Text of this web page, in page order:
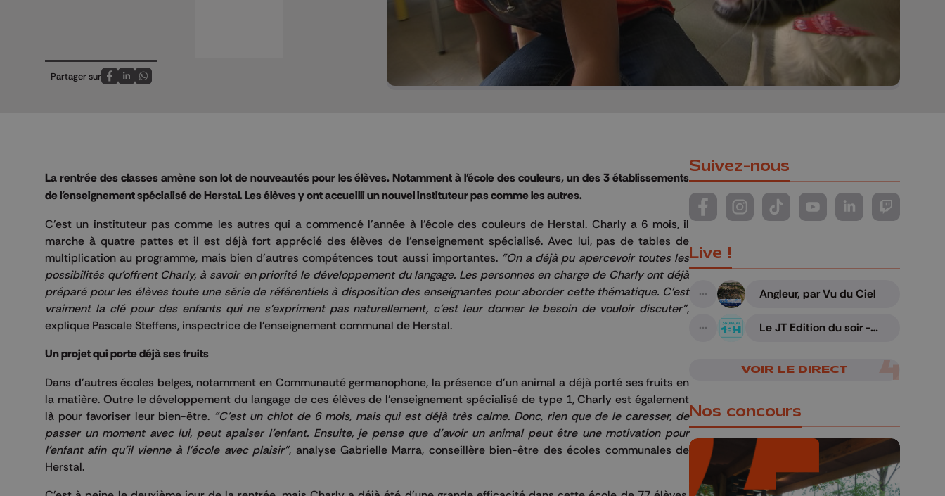
Partager sur
Partagez sur FaceBook
Partagez sur LinkedIn
Partagez sur Whatsapp
La rentrée des classes amène son lot de nouveautés pour les élèves. Notamment à l'école des couleurs, un des 3 établissements
de l'enseignement spécialisé de Herstal. Les élèves y ont accueilli un nouvel instituteur pas comme les autres.
C'est un instituteur pas comme les autres qui a commencé l'année à l'école des couleurs de Herstal. Charly a 6 mois, il
marche à quatre pattes et il est déjà fort apprécié des élèves de l'enseignement spécialisé. Avec lui, pas de tables de
multiplication au programme, mais bien d'autres compétences tout aussi importantes. "On a déjà pu apercevoir toutes les
possibilités qu'offrent Charly, à savoir en priorité le développement du langage. Les personnes en charge de Charly ont déjà
préparé pour les élèves toute une série de référentiels à disposition des enseignantes pour aborder cette thématique. C'est
vraiment la clé pour des enfants qui ne s'expriment pas naturellement, c'est leur donner le besoin de vouloir discuter",
explique Pascale Steffens, inspectrice de l'enseignement communal de Herstal.
Un projet qui porte déjà ses fruits
Dans d'autres écoles belges, notamment en Communauté germanophone, la présence d'un animal a déjà porté ses fruits en
la matière. Outre le développement du langage de ces élèves de l'enseignement spécialisé de type 1, Charly est également
là pour favoriser leur bien-être. "C'est un chiot de 6 mois, mais qui est déjà très calme. Donc, rien que de le caresser, de
passer un moment avec lui, peut apaiser l'enfant. Ensuite, je pense que d'avoir un animal peut être une motivation pour
l'enfant afin qu'il vienne à l'école avec plaisir", analyse Gabrielle Marra, conseillère bien-être des écoles communales de
Herstal.
Suivez-nous
Suivez-nous sur FaceBook
Suivez-nous sur Instagram
Suivez-nous sur TikTok
Suivez-nous sur YouTube
Suivez-nous sur
Suivez-
Live !
A suivre
Angleur, par Vu du Ciel
A suivre
Le JT Edition du soir -
VOIR LE DIRECT
Nos concours